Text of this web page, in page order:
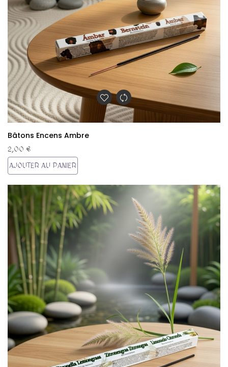
Bâtons Encens Ambre
2,00 €
AJOUTER AU PANIER